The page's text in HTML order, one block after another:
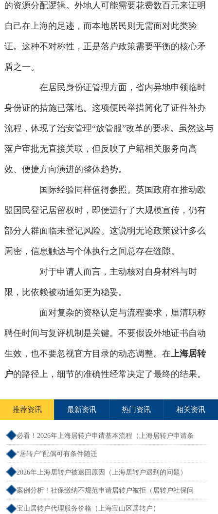
的资源分配逻辑。外地人可能需要花费数百元来证明
自己在上海的足迹，而本地居民则无需面对此类验
证。这种不对称性，正是落户政策需要平衡的核心矛
盾之一。
在居民身份证管理方面，省内异地申领临时
身份证的措施已落地。这项便民举措简化了证件补办
流程，体现了治安管理“放管服”改革的要求。虽然这与
落户审批无直接关联，但反映了户籍相关服务向高
效、便捷方向演进的整体趋势。
国际经验同样值得参照。英国政府在推动欧
盟国民登记居留权时，即便进行了大规模宣传，仍有
部分人群面临未登记风险。这说明无论政策设计多么
周密，信息触达与个体执行之间总存在缝隙。
对于申请人而言，主动核对自身材料与时
限，比依赖被动通知更为稳妥。
面对复杂的资格认定与流程要求，厘清职称
聘任时间与复评机制是关键。不要假设外地证书自动
生效，也不要忽视官方目录的动态调整。在上海居转
户的路径上，细节的准确性经常决定了最终的结果。
推荐资讯 最新资讯 热门资讯 相关资讯
必看！2026年上海居转户申请基本流程（上海居转户申请条
件）
“居转户”配偶可有条件随迁
2026年上海居转户被退回原因（上海居转户遇到的问题）
案例分析！社保缴纳不规范申请居转户被拒（居转户社保问
题）
宝山居转户代理服务价格（上海宝山区居转户）